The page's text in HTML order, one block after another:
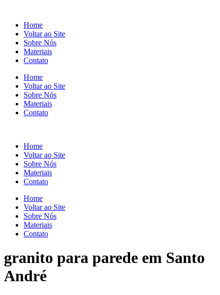
Home
Voltar ao Site
Sobre Nós
Materiais
Contato
Home
Voltar ao Site
Sobre Nós
Materiais
Contato
Home
Voltar ao Site
Sobre Nós
Materiais
Contato
Home
Voltar ao Site
Sobre Nós
Materiais
Contato
granito para parede em Santo
André